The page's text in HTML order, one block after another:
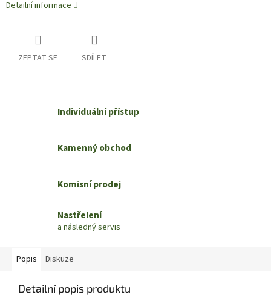
Detailní informace
ZEPTAT SE SDÍLET
Individuální přístup
Kamenný obchod
Komisní prodej
Nastřelení
a následný servis
Popis Diskuze
Detailní popis produktu